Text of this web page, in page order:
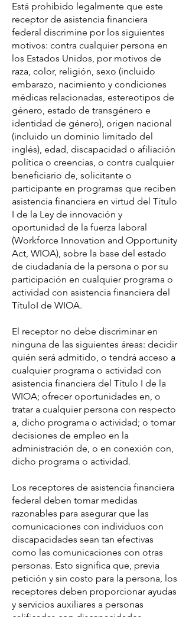
Está prohibido legalmente que este
receptor de asistencia financiera
federal discrimine por los siguientes
motivos: contra cualquier persona en
los Estados Unidos, por motivos de
raza, color, religión, sexo (incluido
embarazo, nacimiento y condiciones
médicas relacionadas, estereotipos de
género, estado de transgénero e
identidad de género), origen nacional
(incluido un dominio limitado del
inglés), edad, discapacidad o afiliación
política o creencias, o contra cualquier
beneficiario de, solicitante o
participante en programas que reciben
asistencia financiera en virtud del Título
I de la Ley de innovación y
oportunidad de la fuerza laboral
(Workforce Innovation and Opportunity
Act, WIOA), sobre la base del estado
de ciudadanía de la persona o por su
participación en cualquier programa o
actividad con asistencia financiera del
TítuloI de WIOA.
El receptor no debe discriminar en
ninguna de las siguientes áreas: decidir
quién será admitido, o tendrá acceso a
cualquier programa o actividad con
asistencia financiera del Título I de la
WIOA; ofrecer oportunidades en, o
tratar a cualquier persona con respecto
a, dicho programa o actividad; o tomar
decisiones de empleo en la
administración de, o en conexión con,
dicho programa o actividad.
Los receptores de asistencia financiera
federal deben tomar medidas
razonables para asegurar que las
comunicaciones con individuos con
discapacidades sean tan efectivas
como las comunicaciones con otras
personas. Esto significa que, previa
petición y sin costo para la persona, los
receptores deben proporcionar ayudas
y servicios auxiliares a personas